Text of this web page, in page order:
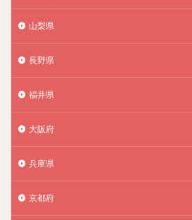
山梨県
長野県
福井県
大阪府
兵庫県
京都府